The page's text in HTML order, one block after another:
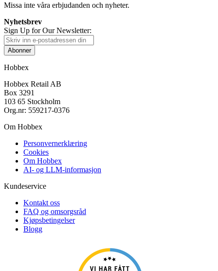
Missa inte våra erbjudanden och nyheter.
Nyhetsbrev
Sign Up for Our Newsletter:
Abonner
Hobbex
Hobbex Retail AB
Box 3291
103 65 Stockholm
Org.nr: 559217-0376
Om Hobbex
Personvernerklæring
Cookies
Om Hobbex
AI- og LLM-informasjon
Kundeservice
Kontakt oss
FAQ og omsorgsråd
Kjøpsbetingelser
Blogg